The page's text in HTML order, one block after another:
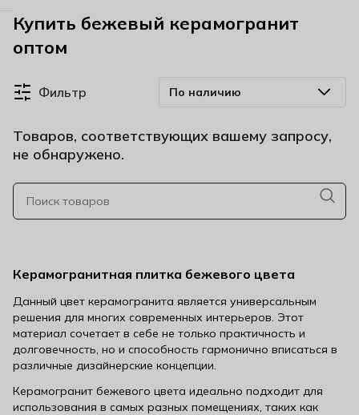
Купить бежевый керамогранит
оптом
Фильтр
Товаров, соответствующих вашему запросу,
не обнаружено.
Керамогранитная плитка бежевого цвета
Данный цвет керамогранита является универсальным
решения для многих современных интерьеров. Этот
материал сочетает в себе не только практичность и
долговечность, но и способность гармонично вписаться в
различные дизайнерские концепции.
Керамогранит бежевого цвета идеально подходит для
использования в самых разных помещениях, таких как